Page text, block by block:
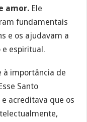
amor. Ele
fundamentais
e os ajudavam a
e espiritual.
à importância de
Santo
acreditava que os